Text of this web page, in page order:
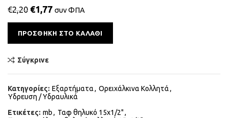
€2,20 €1,77 συν ΦΠΑ
ΠΡΟΣΘΉΚΗ ΣΤΟ ΚΑΛΆΘΙ
Σύγκρινε
Κατηγορίες: Εξαρτήματα, Ορειχάλκινα Κολλητά,
Υδρευση / Υδραυλικά
Ετικέτες: mb, Ταφ θηλυκό 15x1/2",